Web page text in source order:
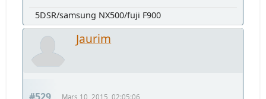
5DSR/samsung NX500/fuji F900
Jaurim
#529 Mars 10, 2015, 02:05:06